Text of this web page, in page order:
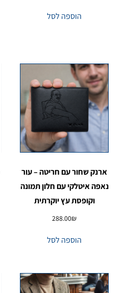
הוספה לסל
ארנק שחור עם חריטה – עור
נאפה איטלקי עם חלון תמונה
וקופסת עץ יוקרתית
288.00₪
הוספה לסל